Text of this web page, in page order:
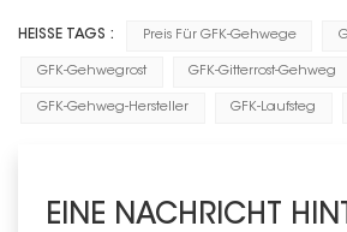
HEISSE TAGS : Preis Für GFK-Gehwege
GFK-Gehwegrost GFK-Gitterrost-Gehweg
GFK-Gehweg-Hersteller GFK-Laufsteg
EINE NACHRICHT